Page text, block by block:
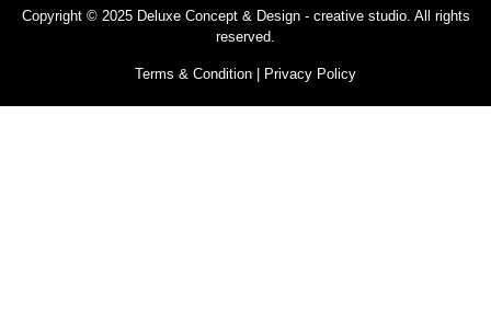
Copyright © 2025 Deluxe Concept & Design - creative studio. All rights
reserved.
Terms & Condition Privacy Policy